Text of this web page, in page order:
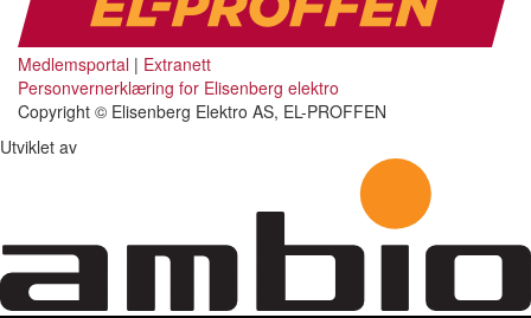
Medlemsportal | Extranett
Personvernerklæring for Elisenberg elektro
Copyright © Elisenberg Elektro AS, EL-PROFFEN
Utviklet av